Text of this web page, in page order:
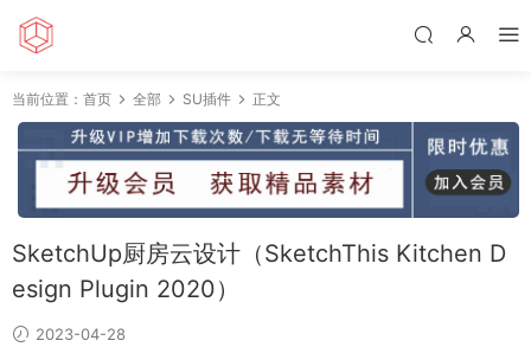
当前位置： 首页 全部 SU插件 正文
SketchUp厨房云设计（SketchThis Kitchen D
esign Plugin 2020）
2023-04-28